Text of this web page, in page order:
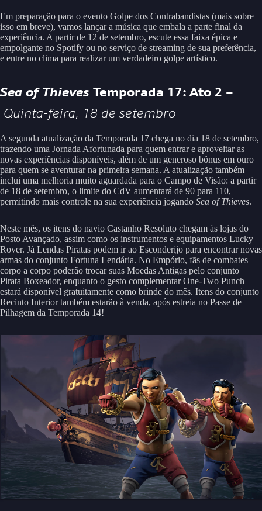
Em preparação para o evento Golpe dos Contrabandistas (mais sobre
isso em breve), vamos lançar a música que embala a parte final da
experiência. A partir de 12 de setembro, escute essa faixa épica e
empolgante no Spotify ou no serviço de streaming de sua preferência,
e entre no clima para realizar um verdadeiro golpe artístico.
Sea of Thieves Temporada 17: Ato 2 –
Quinta-feira, 18 de setembro
A segunda atualização da Temporada 17 chega no dia 18 de setembro,
trazendo uma Jornada Afortunada para quem entrar e aproveitar as
novas experiências disponíveis, além de um generoso bônus em ouro
para quem se aventurar na primeira semana. A atualização também
inclui uma melhoria muito aguardada para o Campo de Visão: a partir
de 18 de setembro, o limite do CdV aumentará de 90 para 110,
permitindo mais controle na sua experiência jogando Sea of Thieves.
Neste mês, os itens do navio Castanho Resoluto chegam às lojas do
Posto Avançado, assim como os instrumentos e equipamentos Lucky
Rover. Já Lendas Piratas podem ir ao Esconderijo para encontrar novas
armas do conjunto Fortuna Lendária. No Empório, fãs de combates
corpo a corpo poderão trocar suas Moedas Antigas pelo conjunto
Pirata Boxeador, enquanto o gesto complementar One-Two Punch
estará disponível gratuitamente como brinde do mês. Itens do conjunto
Recinto Interior também estarão à venda, após estreia no Passe de
Pilhagem da Temporada 14!